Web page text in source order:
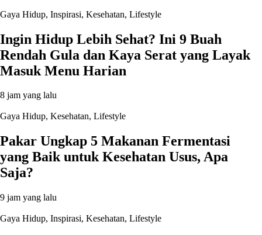
Gaya Hidup, Inspirasi, Kesehatan, Lifestyle
Ingin Hidup Lebih Sehat? Ini 9 Buah
Rendah Gula dan Kaya Serat yang Layak
Masuk Menu Harian
8 jam yang lalu
Gaya Hidup, Kesehatan, Lifestyle
Pakar Ungkap 5 Makanan Fermentasi
yang Baik untuk Kesehatan Usus, Apa
Saja?
9 jam yang lalu
Gaya Hidup, Inspirasi, Kesehatan, Lifestyle